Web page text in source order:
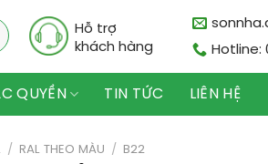
Hỗ trợ
khách hàng
Hotline:
QUYỀN TIN TỨC LIÊN HỆ
/ RAL THEO MÀU / B22